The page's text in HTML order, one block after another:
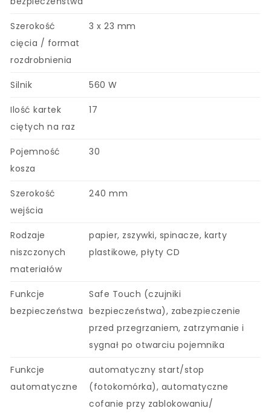
Szerokość
cięcia / format
rozdrobnienia
3 x 23 mm
Silnik 560 W
Ilość kartek
ciętych na raz
17
Pojemność
kosza
30
Szerokość
wejścia
240 mm
Rodzaje
niszczonych
materiałów
papier, zszywki, spinacze, karty
plastikowe, płyty CD
Funkcje
bezpieczeństwa
Safe Touch (czujniki
bezpieczeństwa), zabezpieczenie
przed przegrzaniem, zatrzymanie i
sygnał po otwarciu pojemnika
Funkcje
automatyczne
automatyczny start/stop
(fotokomórka), automatyczne
cofanie przy zablokowaniu/